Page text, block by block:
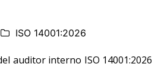
ISO 14001:2026
auditor interno ISO 14001:2026